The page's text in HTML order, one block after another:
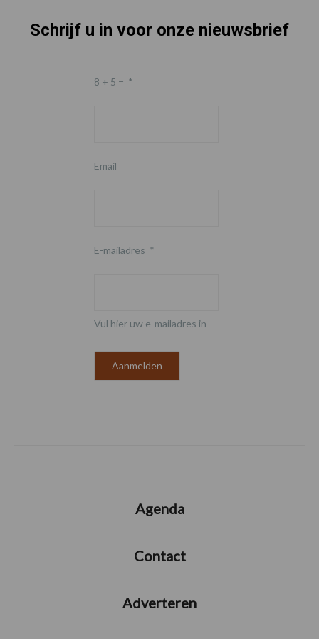
Schrijf u in voor onze nieuwsbrief
8 + 5 = *
Email
E-mailadres *
Vul hier uw e-mailadres in
Agenda
Contact
Adverteren